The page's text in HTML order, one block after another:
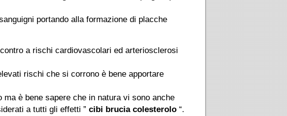
portando alla formazione di placche
a rischi cardiovascolari ed arteriosclerosi
rischi che si corrono è bene apportare
è bene sapere che in natura vi sono anche
a tutti gli effetti ” cibi brucia colesterolo “.